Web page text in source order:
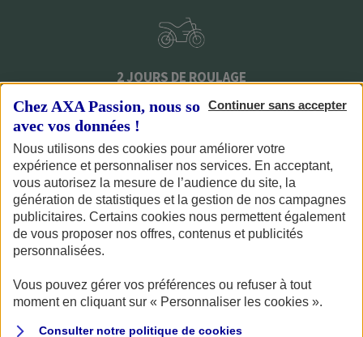
Continuer sans accepter
Chez AXA Passion, nous sommes transparents
avec vos données !
Nous utilisons des cookies pour améliorer votre
expérience et personnaliser nos services. En acceptant,
vous autorisez la mesure de l’audience du site, la
génération de statistiques et la gestion de nos campagnes
publicitaires. Certains cookies nous permettent également
de vous proposer nos offres, contenus et publicités
personnalisées.
Vous pouvez gérer vos préférences ou refuser à tout
moment en cliquant sur « Personnaliser les cookies ».
Consulter notre politique de cookies
2 JOURS DE ROULAGE
Au cœur des paysages escarpés des Gorges du Verdon
LE TARIF
À partir de 479 €1pour